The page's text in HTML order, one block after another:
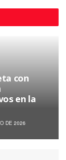
con
en la
DE 2026